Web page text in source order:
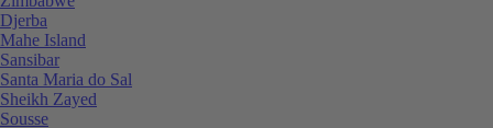
Djerba
Mahe Island
Sansibar
Santa Maria do Sal
Sheikh Zayed
Sousse